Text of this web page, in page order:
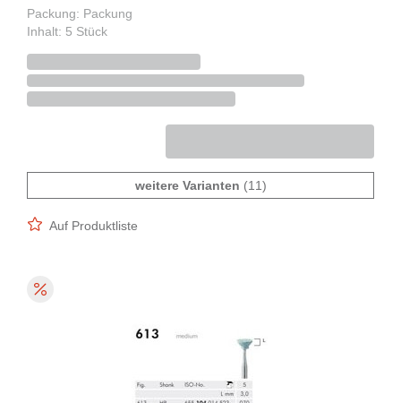
Packung: Packung
Inhalt: 5 Stück
weitere Varianten (11)
Auf Produktliste